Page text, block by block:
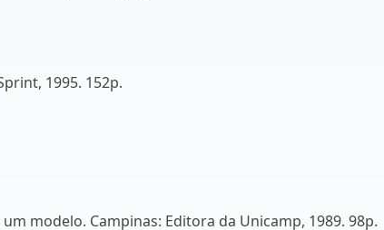
1995. 152p.
um modelo. Campinas: Editora da Unicamp, 1989. 98p.